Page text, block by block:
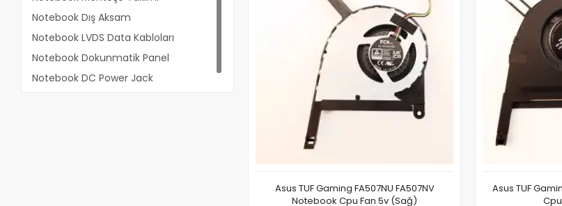
Notebook Dış Aksam
Notebook LVDS Data Kabloları
Notebook Dokunmatik Panel
Notebook DC Power Jack
Asus TUF Gaming FA507NU FA507NV
Notebook Cpu Fan 5v (Sağ)
Asus TUF